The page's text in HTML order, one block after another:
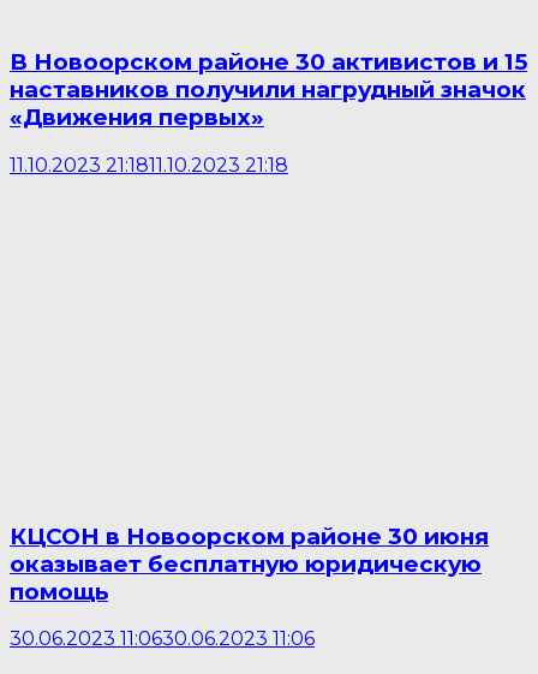
В Новоорском районе 30 активистов и 15
наставников получили нагрудный значок
«Движения первых»
11.10.2023 21:1811.10.2023 21:18
КЦСОН в Новоорском районе 30 июня
оказывает бесплатную юридическую
помощь
30.06.2023 11:0630.06.2023 11:06